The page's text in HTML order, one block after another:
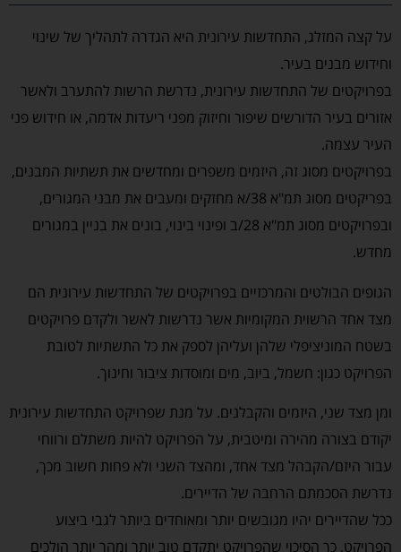
על קצה המזלג, התחדשות עירונית היא הגדרה לתהליך של שינוי
וחידוש מבנים בעיר.
בפרויקטים של התחדשות עירונית, נדרשת הרשות להתערב ולאשר
אזורים בעיר הדורשים שיפור וחיזוק מפני ריעדות אדמה, או חידוש פני
העיר עצמה.
בפרויקטים מסוג זה, היזמים משפרים ומחדשים את תשתיות המבנים,
בפריקטים מסוג תמ"א 38/א מחזקים ומעבים את מבני המגורים,
ובפרויקטים מסוג תמ"א 28/ב ופינוי בינוי, בונים את בניין במגורים
מחדש.
הגופים הבולטים והמרכזיים בפרויקטים של התחדשות עירונית הם
מצד אחד הרשוית המקומיות אשר נדרשות לאשר ולקדם פרויקטים
בשטח המוניציפלי שלהן ועליהן לספק את כל התשתיות לטובת
הפרויקט כגון: חשמל, ביוב, מים ומוסדות ציבור וחינוך.
ומן מצד שני, היזמים והקבלנים. על מנת שפרויקט התחדשות עירונית
יקודם בצורה מהירה ומיטבית, על הפרויקט להיות משתלם ורווחי
עבור היזם/הקבהל מצד אחד, ומהצד השני ולא פחות חשוב מכך,
נדרשת הסכמתם הרחבה של הדיירים.
ככל שהדיירים יהיו מגובשים יותר ומאוחדים ביותר לגבי ביצוע
הפרויקט, כך הסיכוי שהפרויקט יתקדם טוב יותר ומהר יותר הולכים